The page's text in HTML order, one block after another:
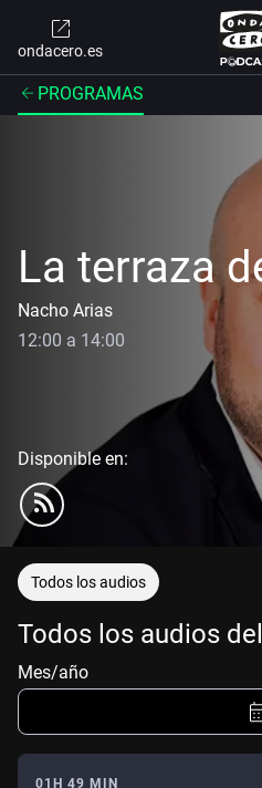
ondacero.es
PROGRAMAS
Nacho Arias
12:00 a 14:00
Disponible en:
Todos los audios
Todos los audios
Mes/año
01H 49 MIN